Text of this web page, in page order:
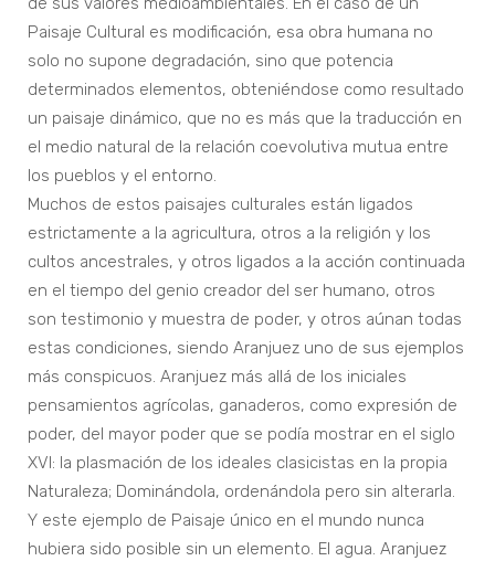
Paisaje Cultural es modificación, esa obra humana no
solo no supone degradación, sino que potencia
determinados elementos, obteniéndose como resultado
un paisaje dinámico, que no es más que la traducción en
el medio natural de la relación coevolutiva mutua entre
los pueblos y el entorno.
Muchos de estos paisajes culturales están ligados
estrictamente a la agricultura, otros a la religión y los
cultos ancestrales, y otros ligados a la acción continuada
en el tiempo del genio creador del ser humano, otros
son testimonio y muestra de poder, y otros aúnan todas
estas condiciones, siendo Aranjuez uno de sus ejemplos
más conspicuos. Aranjuez más allá de los iniciales
pensamientos agrícolas, ganaderos, como expresión de
poder, del mayor poder que se podía mostrar en el siglo
XVI: la plasmación de los ideales clasicistas en la propia
Naturaleza; Dominándola, ordenándola pero sin alterarla.
Y este ejemplo de Paisaje único en el mundo nunca
hubiera sido posible sin un elemento. El agua. Aranjuez